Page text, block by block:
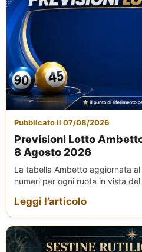
Pubblicato il 07/08/2026
Previsioni Lotto
8 Agosto 2026
La tabella Ambetto aggiornata
numeri per ogni ruota in vista
Leggi l’articolo